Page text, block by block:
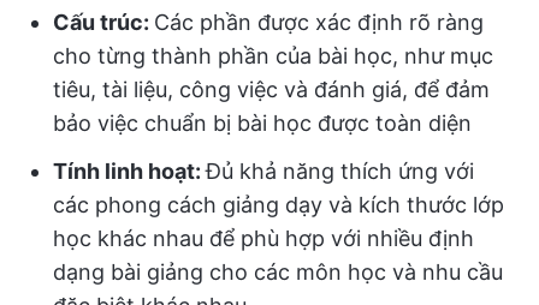
Cấu trúc: Các phần được xác định rõ ràng
cho từng thành phần của bài học, như mục
tiêu, tài liệu, công việc và đánh giá, để đảm
bảo việc chuẩn bị bài học được toàn diện
Tính linh hoạt:Đủ khả năng thích ứng với
các phong cách giảng dạy và kích thước lớp
học khác nhau để phù hợp với nhiều định
dạng bài giảng cho các môn học và nhu cầu